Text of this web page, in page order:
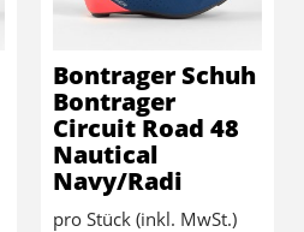
Bontrager Schuh
Bontrager
Circuit Road 48
Nautical
Navy/Radi
pro Stück (inkl. MwSt.)